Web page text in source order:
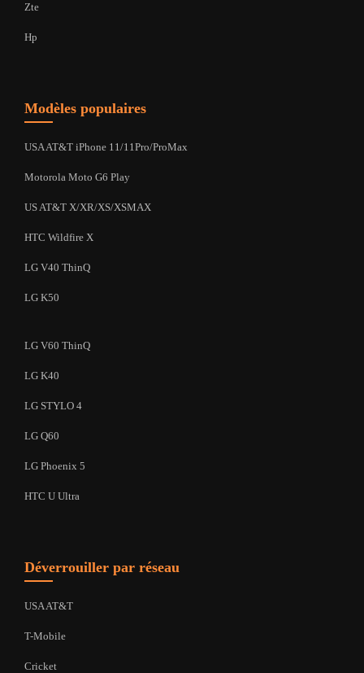
Zte
Hp
Modèles populaires
USA AT&T iPhone 11/11Pro/ProMax
Motorola Moto G6 Play
US AT&T X/XR/XS/XSMAX
HTC Wildfire X
LG V40 ThinQ
LG K50
LG V60 ThinQ
LG K40
LG STYLO 4
LG Q60
LG Phoenix 5
HTC U Ultra
Déverrouiller par réseau
USA AT&T
T-Mobile
Cricket